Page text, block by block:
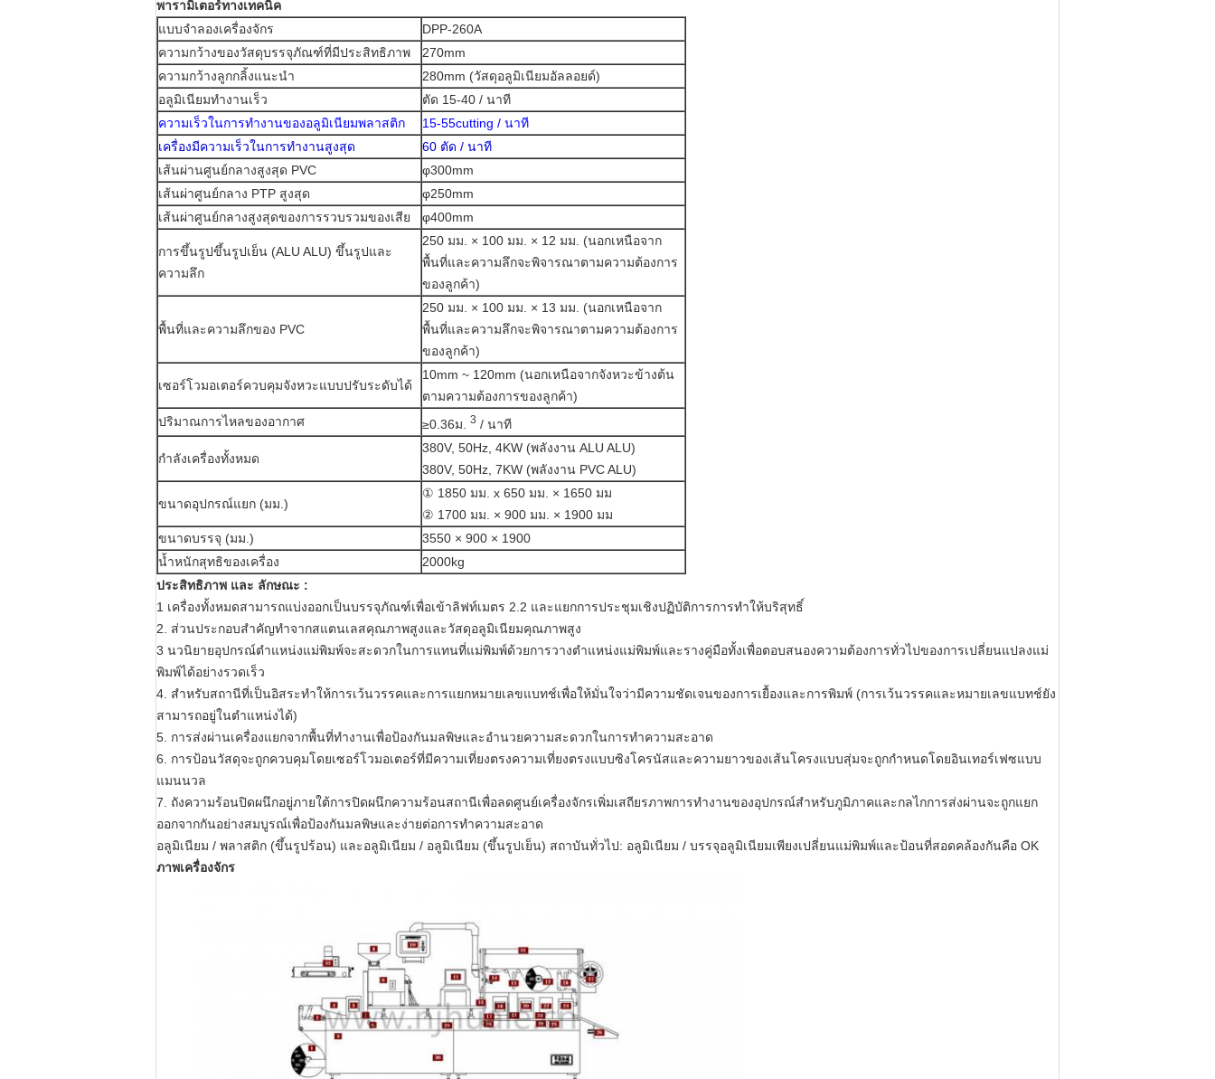
พารามิเตอร์ทางเทคนิค
แบบจำลองเครื่องจักร
DPP-260A
ความกว้างของวัสดุบรรจุภัณฑ์ที่มีประสิทธิภาพ
270mm
ความกว้างลูกกลิ้งแนะนำ
280mm (วัสดุอลูมิเนียมอัลลอยด์)
อลูมิเนียมทำงานเร็ว
ตัด 15-40 / นาที
ความเร็วในการทำงานของอลูมิเนียมพลาสติก
15-55cutting / นาที
เครื่องมีความเร็วในการทำงานสูงสุด
60 ตัด / นาที
เส้นผ่านศูนย์กลางสูงสุด PVC
φ300mm
เส้นผ่าศูนย์กลาง PTP สูงสุด
φ250mm
เส้นผ่าศูนย์กลางสูงสุดของการรวบรวมของเสีย
φ400mm
การขึ้นรูปขึ้นรูปเย็น (ALU ALU) ขึ้นรูปและ
ความลึก
250 มม. × 100 มม. × 12 มม. (นอกเหนือจาก
พื้นที่และความลึกจะพิจารณาตามความต้องการ
ของลูกค้า)
พื้นที่และความลึกของ PVC
250 มม. × 100 มม. × 13 มม. (นอกเหนือจาก
พื้นที่และความลึกจะพิจารณาตามความต้องการ
ของลูกค้า)
เซอร์โวมอเตอร์ควบคุมจังหวะแบบปรับระดับได้
10mm ~ 120mm (นอกเหนือจากจังหวะข้างต้น
ตามความต้องการของลูกค้า)
ปริมาณการไหลของอากาศ
≥0.36ม. 3 / นาที
กำลังเครื่องทั้งหมด
380V, 50Hz, 4KW (พลังงาน ALU ALU)
380V, 50Hz, 7KW (พลังงาน PVC ALU)
ขนาดอุปกรณ์แยก (มม.)
① 1850 มม. x 650 มม. × 1650 มม
② 1700 มม. × 900 มม. × 1900 มม
ขนาดบรรจุ (มม.)
3550 × 900 × 1900
น้ำหนักสุทธิของเครื่อง
2000kg
ประสิทธิภาพ และ ลักษณะ :
1 เครื่องทั้งหมดสามารถแบ่งออกเป็นบรรจุภัณฑ์เพื่อเข้าลิฟท์เมตร 2.2 และแยกการประชุมเชิงปฏิบัติการการทำให้บริสุทธิ์
2. ส่วนประกอบสำคัญทำจากสแตนเลสคุณภาพสูงและวัสดุอลูมิเนียมคุณภาพสูง
3 นวนิยายอุปกรณ์ตำแหน่งแม่พิมพ์จะสะดวกในการแทนที่แม่พิมพ์ด้วยการวางตำแหน่งแม่พิมพ์และรางคู่มือทั้งเพื่อตอบสนองความต้องการทั่วไปของการเปลี่ยนแปลงแม่
พิมพ์ได้อย่างรวดเร็ว
4. สำหรับสถานีที่เป็นอิสระทำให้การเว้นวรรคและการแยกหมายเลขแบทช์เพื่อให้มั่นใจว่ามีความชัดเจนของการเยื้องและการพิมพ์ (การเว้นวรรคและหมายเลขแบทช์ยัง
สามารถอยู่ในตำแหน่งได้)
5. การส่งผ่านเครื่องแยกจากพื้นที่ทำงานเพื่อป้องกันมลพิษและอำนวยความสะดวกในการทำความสะอาด
6. การป้อนวัสดุจะถูกควบคุมโดยเซอร์โวมอเตอร์ที่มีความเที่ยงตรงความเที่ยงตรงแบบซิงโครนัสและความยาวของเส้นโครงแบบสุ่มจะถูกกำหนดโดยอินเทอร์เฟซแบบ
แมนนวล
7. ถังความร้อนปิดผนึกอยู่ภายใต้การปิดผนึกความร้อนสถานีเพื่อลดศูนย์เครื่องจักรเพิ่มเสถียรภาพการทำงานของอุปกรณ์สำหรับภูมิภาคและกลไกการส่งผ่านจะถูกแยก
ออกจากกันอย่างสมบูรณ์เพื่อป้องกันมลพิษและง่ายต่อการทำความสะอาด
อลูมิเนียม / พลาสติก (ขึ้นรูปร้อน) และอลูมิเนียม / อลูมิเนียม (ขึ้นรูปเย็น) สถาบันทั่วไป: อลูมิเนียม / บรรจุอลูมิเนียมเพียงเปลี่ยนแม่พิมพ์และป้อนที่สอดคล้องกันคือ OK
ภาพเครื่องจักร